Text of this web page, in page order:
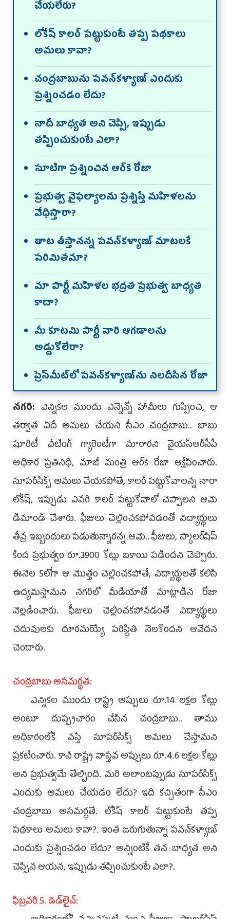
చేయలేరు?
లోకేష్‌ కాలర్‌ పట్టుకుంటే తప్ప పథకాలు
అమలు కావా?
చంద్రబాబును పవన్‌కళ్యాణ్‌ ఎందుకు
ప్రశ్నించడం లేదు?
నాదీ బాధ్యత అని చెప్పి, ఇప్పుడు
తప్పించుకుంటే ఎలా?
సూటిగా ప్రశ్నించిన ఆర్‌కె రోజా
ప్రభుత్వ వైఫల్యాలను ప్రశ్నిస్తే మహిళలను
వేధిస్తారా?
తాట తీస్తానన్న పవన్‌కళ్యాణ్‌ మాటలకే
పరిమితమా?
మా పార్టీ మహిళల భద్రత ప్రభుత్వ బాధ్యత
కాదా?
మీ కూటమి పార్టీ వారి ఆగడాలను
అడ్డుకోలేరా?
ప్రెస్‌మీట్‌లో పవన్‌కళ్యాణ్‌ను నిలదీసిన రోజా
నగరి: ఎన్నికల ముందు ఎన్నెన్నో హామీలు గుప్పించి, ఆ
తర్వాత ఏదీ అమలు చేయని సీఎం చంద్రబాబు.. బాబు
షూరిటీ చీటింగ్‌ గ్యారెంటీగా మారారని వైయ‌స్ఆర్‌సీపీ
అధికార ప్రతినిధి, మాజీ మంత్రి ఆర్‌కె రోజా ఆక్షేపించారు.
సూపర్‌సిక్స్‌ అమలు చేయకపోతే, కాలర్‌ పట్టుకోవాలన్న నారా
లోకేష్, ఇప్పుడు ఎవరి కాలర్‌ పట్టుకోవాలో చెప్పాలని ఆమె
డిమాండ్‌ చేశారు. ఫీజులు చెల్లించకపోవడంతో విద్యార్థులు
తీవ్ర ఇబ్బందులు పడుతున్నారన్న ఆమె.. ఫీజులు, స్కాలర్‌షిప్‌
కింద ప్రభుత్వం రూ.3900 కోట్లు బకాయి పడిందని చెప్పారు.
ఈనెల 5లోగా ఆ మొత్తం చెల్లించకపోతే, విద్యార్థులతో కలిసి
ఉద్యమిస్తామని నగరిలో మీడియాతో మాట్లాడిన రోజా
వెల్లడించారు. ఫీజులు చెల్లించకపోవడంతో విద్యార్థులు
చదువులకు దూరమయ్యే పరిస్థితి నెలకొందని ఆవేదన
చెందారు.
చంద్రబాబు అసమర్థత:
ఎన్నికల ముందు రాష్ట్ర అప్పులు రూ.14 లక్షల కోట్లు
అంటూ దుష్ప్రచారం చేసిన చంద్రబాబు.. తాము
అధికారంలోకి వస్తే సూపర్‌సిక్స్‌ అమలు చేస్తామని
ప్రకటించారు. కానీ రాష్ట్ర వాస్తవ అప్పులు రూ.4.6 లక్షల కోట్లు
అని ప్రభుత్వమే తేల్చింది. మరి అలాంటప్పుడు సూపర్‌సిక్స్‌
ఎందుకు అమలు చేయడం లేదు? ఇది కచ్చితంగా సీఎం
చంద్రబాబు అసమర్థతే. లోకేష్‌ కాలర్‌ పట్టుకుంటే తప్ప
పథకాలు అమలు కావా?. ఇంత జరుగుతున్నా పవన్‌కళ్యాణ్‌
ఎందుకు ప్రశ్నించడం లేదు? అన్నింటికీ తన బాధ్యత అని
చెప్పిన ఆయన, ఇప్పుడు తప్పించుకుంటే ఎలా?.
ఫిబ్రవరి 5. డెడ్‌లైన్‌: